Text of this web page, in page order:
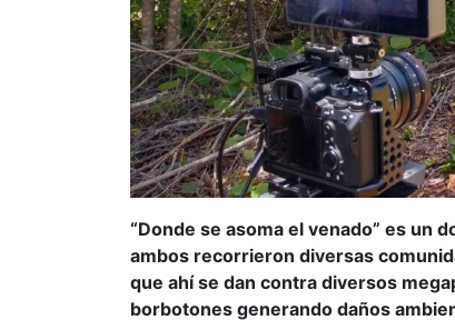
“Donde se asoma el venado” es un
ambos recorrieron diversas
que ahí se dan contra diversos
borbotones generando daños